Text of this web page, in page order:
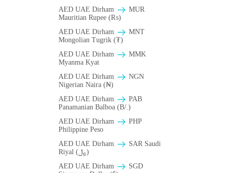
AED UAE Dirham
MUR
Mauritian Rupee (₨)
AED UAE Dirham
MNT
Mongolian Tugrik (₮)
AED UAE Dirham
MMK
Myanma Kyat
AED UAE Dirham
NGN
Nigerian Naira (₦)
AED UAE Dirham
PAB
Panamanian Balboa (B/.)
AED UAE Dirham
PHP
Philippine Peso
AED UAE Dirham
SAR Saudi
Riyal (﷼)
AED UAE Dirham
SGD